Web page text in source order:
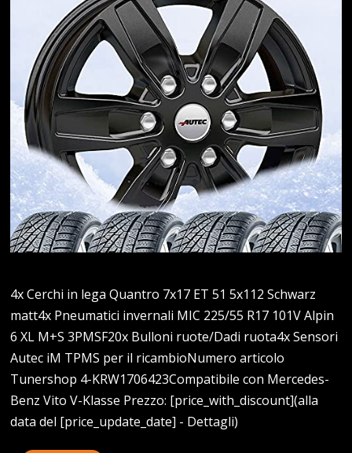
4x Cerchi in lega Quantro 7x17 ET 51 5x112 Schwarz
matt4x Pneumatici invernali MIC 225/55 R17 101V Alpin
6 XL M+S 3PMSF20x Bulloni ruote/Dadi ruota4x Sensori
Autec iM TPMS per il ricambioNumero articolo
Tunershop 4-KRW1706423Compatibile con Mercedes-
Benz Vito V-Klasse Prezzo: [price_with_discount](alla
data del [price_update_date] - Dettagli)